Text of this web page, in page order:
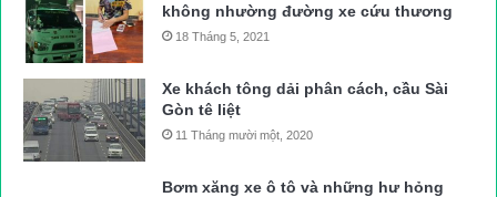
không nhường đường xe cứu thương
18 Tháng 5, 2021
Xe khách tông dải phân cách, cầu Sài
Gòn tê liệt
11 Tháng mười một, 2020
Bơm xăng xe ô tô và những hư hỏng